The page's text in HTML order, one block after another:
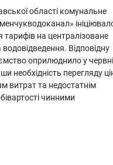
області комунальне
тарифів на централізоване
Відповідну
оприлюднило у червні
необхідність перегляду
витрат та недостатнім
чинними